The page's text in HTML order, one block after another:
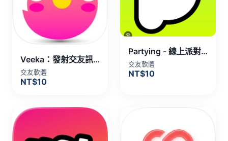
Veeka：發射交友訊號，線上趴體速配 代儲值
交友軟體
NT$10
Partying - 線上派對，遇見新朋友 代儲值
交友軟體
NT$10